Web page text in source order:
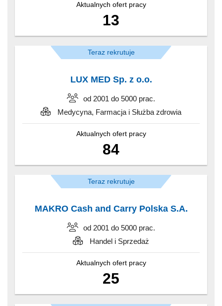
Aktualnych ofert pracy
13
Teraz rekrutuje
LUX MED Sp. z o.o.
od 2001 do 5000 prac.
Medycyna, Farmacja i Służba zdrowia
Aktualnych ofert pracy
84
Teraz rekrutuje
MAKRO Cash and Carry Polska S.A.
od 2001 do 5000 prac.
Handel i Sprzedaż
Aktualnych ofert pracy
25